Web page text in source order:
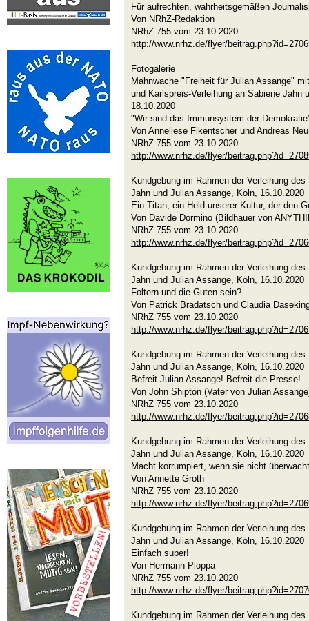
Für aufrechten, wahrheitsgemäßen
Von NRhZ-Redaktion
NRhZ 755 vom 23.10.2020
http://www.nrhz.de/flyer/
Fotogalerie
Mahnwache "Freiheit für Julian Assange"
und Karlspreis-Verleihung an Sabiene Jahn
18.10.2020
"Wir sind das Immunsystem der
Von Anneliese Fikentscher und Andreas
NRhZ 755 vom 23.10.2020
http://www.nrhz.de/flyer/
Kundgebung im Rahmen der Verleihung
Jahn und Julian Assange, Köln, 16.10.2020
Ein Titan, ein Held unserer Kultur, der den
Von Davide Dormino (Bildhauer von
NRhZ 755 vom 23.10.2020
http://www.nrhz.de/flyer/
Kundgebung im Rahmen der Verleihung
Jahn und Julian Assange, Köln, 16.10.2020
Foltern und die Guten sein?
Von Patrick Bradatsch und Claudia
NRhZ 755 vom 23.10.2020
http://www.nrhz.de/flyer/
Kundgebung im Rahmen der Verleihung
Jahn und Julian Assange, Köln, 16.10.2020
Befreit Julian Assange! Befreit die Presse!
Von John Shipton (Vater von Julian
NRhZ 755 vom 23.10.2020
http://www.nrhz.de/flyer/
Kundgebung im Rahmen der Verleihung
Jahn und Julian Assange, Köln, 16.10.2020
Macht korrumpiert, wenn sie nicht
Von Annette Groth
NRhZ 755 vom 23.10.2020
http://www.nrhz.de/flyer/
Kundgebung im Rahmen der Verleihung
Jahn und Julian Assange, Köln, 16.10.2020
Einfach super!
Von Hermann Ploppa
NRhZ 755 vom 23.10.2020
http://www.nrhz.de/flyer/
Kundgebung im Rahmen der Verleihung